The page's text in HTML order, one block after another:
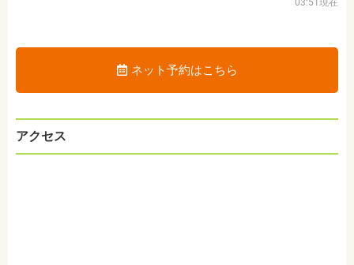
03:51現在
ネット予約はこちら
アクセス